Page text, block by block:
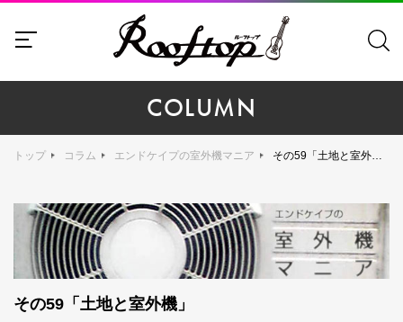
COLUMN
トップ コラム エンドケイプの室外機マニア その59「土地と室外機」
その59「土地と室外機」